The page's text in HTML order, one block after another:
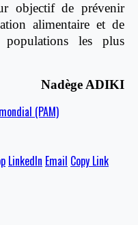
objectif de prévenir
alimentaire et de
les plus
Nadège ADIKI
(PAM)
LinkedIn Email Copy Link